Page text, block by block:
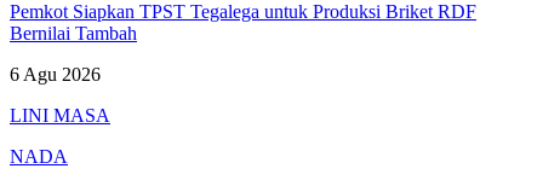
Pemkot Siapkan TPST Tegalega untuk Produksi Briket RDF
Bernilai Tambah
6 Agu 2026
LINI MASA
NADA